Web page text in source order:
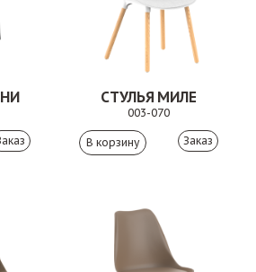
СТУЛЬЯ МИЛЕ
003-070
Заказ